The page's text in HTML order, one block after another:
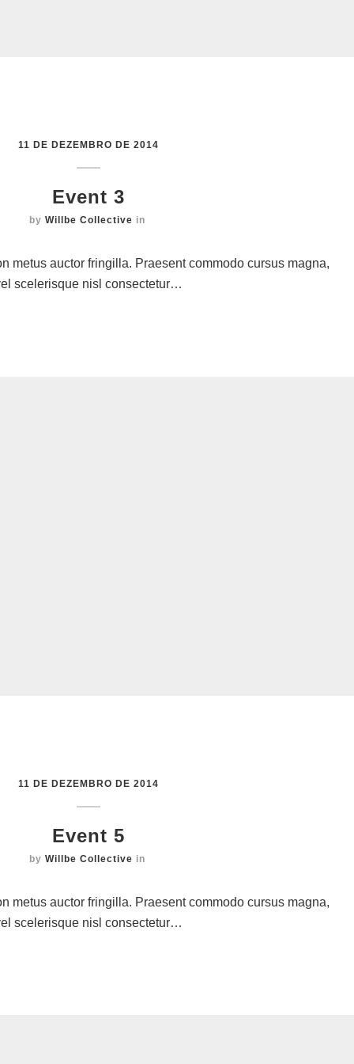
11 DE DEZEMBRO DE 2014
Event 3
by Willbe Collective in
metus auctor fringilla. Praesent commodo cursus magna,
scelerisque nisl consectetur…
11 DE DEZEMBRO DE 2014
Event 5
by Willbe Collective in
metus auctor fringilla. Praesent commodo cursus magna,
scelerisque nisl consectetur…